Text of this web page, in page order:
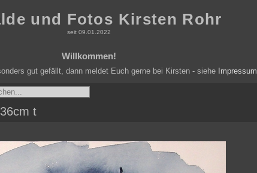
und Fotos Kirsten Rohr
seit 09.01.2022
Willkommen!
gut gefällt, dann meldet Euch gerne bei Kirsten - siehe Impressum
t